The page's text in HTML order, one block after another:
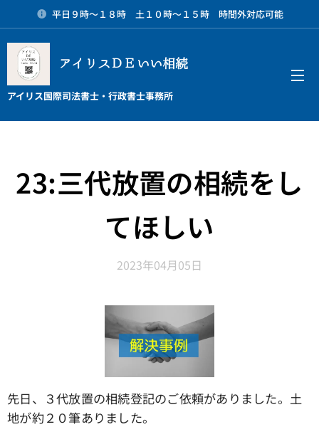
平日９時～１８時 土１０時～１５時 時間外対応可能
アイリスＤＥいい相続
アイリス国際司法書士・行政書士事務所
23:三代放置の相続をし
てほしい
2023年04月05日
先日、３代放置の相続登記のご依頼がありました。土
地が約２０筆ありました。